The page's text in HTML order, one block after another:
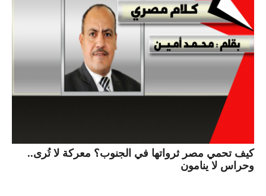
كيف تحمي مصر ثرواتها في الجنوب؟ معركة لا تُرى..
وحراس لا ينامون